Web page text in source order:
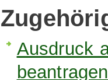
Ausdruck
beantragen